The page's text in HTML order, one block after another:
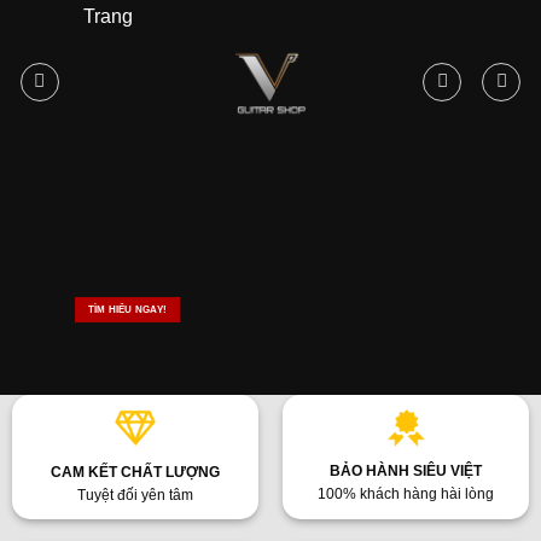
content
Nha Trang
TÌM HIỂU NGAY!
CAM KẾT CHẤT LƯỢNG
Tuyệt đối yên tâm
BẢO HÀNH SIÊU VIỆT
100% khách hàng hài lòng